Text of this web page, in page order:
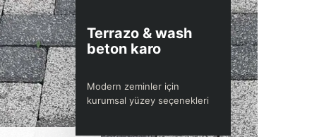
Terrazo & wash
beton karo
Modern zeminler için
kurumsal yüzey seçenekleri